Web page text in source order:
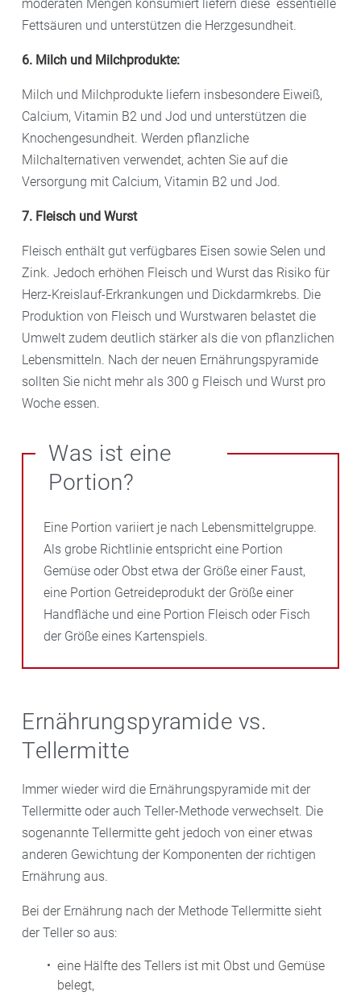
moderaten Mengen konsumiert liefern diese essentielle
Fettsäuren und unterstützen die Herzgesundheit.
6. Milch und Milchprodukte:
Milch und Milchprodukte liefern insbesondere Eiweiß,
Calcium, Vitamin B2 und Jod und unterstützen die
Knochengesundheit. Werden pflanzliche
Milchalternativen verwendet, achten Sie auf die
Versorgung mit Calcium, Vitamin B2 und Jod.
7. Fleisch und Wurst
Fleisch enthält gut verfügbares Eisen sowie Selen und
Zink. Jedoch erhöhen Fleisch und Wurst das Risiko für
Herz-Kreislauf-Erkrankungen und Dickdarmkrebs. Die
Produktion von Fleisch und Wurstwaren belastet die
Umwelt zudem deutlich stärker als die von pflanzlichen
Lebensmitteln. Nach der neuen Ernährungspyramide
sollten Sie nicht mehr als 300 g Fleisch und Wurst pro
Woche essen.
Was ist eine
Portion?
Eine Portion variiert je nach Lebensmittelgruppe.
Als grobe Richtlinie entspricht eine Portion
Gemüse oder Obst etwa der Größe einer Faust,
eine Portion Getreideprodukt der Größe einer
Handfläche und eine Portion Fleisch oder Fisch
der Größe eines Kartenspiels.
Ernährungspyramide vs.
Tellermitte
Immer wieder wird die Ernährungspyramide mit der
Tellermitte oder auch Teller-Methode verwechselt. Die
sogenannte Tellermitte geht jedoch von einer etwas
anderen Gewichtung der Komponenten der richtigen
Ernährung aus.
Bei der Ernährung nach der Methode Tellermitte sieht
der Teller so aus:
eine Hälfte des Tellers ist mit Obst und Gemüse
belegt,